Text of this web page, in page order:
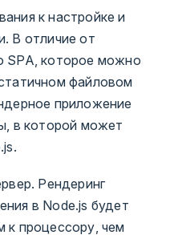
к настройке и
В отличие от
SPA, которое можно
файловом
приложение
в которой может
Рендеринг
в Node.js будет
к процессору, чем